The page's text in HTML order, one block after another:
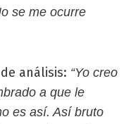
se me ocurre
análisis: “Yo creo
a que le
es así. Así bruto